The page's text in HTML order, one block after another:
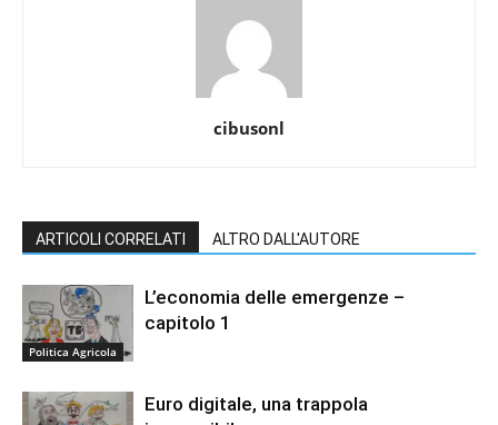
cibusonl
ARTICOLI CORRELATI ALTRO DALL'AUTORE
Politica Agricola
L’economia delle emergenze –
capitolo 1
Euro digitale, una trappola